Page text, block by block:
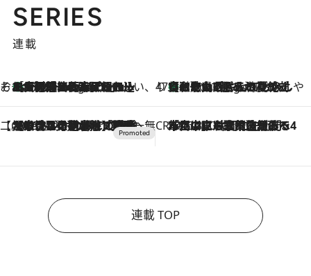
SERIES
連載
そおだよおこの関西おいしい、おやつ紀行2 Hours Ago
［大阪府箕面市］一皿一皿目の前で仕上げられる、料理を巧みに組み込んだアシェットデセールコース「ミチル アシェット デセール（Michiru assiette dessert）」 47都道府県の手みやげ ひんやりスイーツで夏を満喫
2 Hours Ago
【和歌山県】この夏絶対食べたい 冷やしておいしいおやつ3選 みかんがごろっと丸ごと入ったジュレ
【CREA×星野リゾート】唯一無二。癒しと発見が待つ場所へ
2026.8.7
【トンボの足水浴】ヒノキの香りに包まれて涼感マックス！約13℃の湧水かけ流しを避暑地「星野温泉 トンボの湯」で体験 CREA'S CHOICE
2026.8.7
「立川にも歌舞伎があるんだよ」 片岡仁左衛門・市川中車ら豪華座組みで4年目の立川立飛歌舞伎へ
連載 TOP